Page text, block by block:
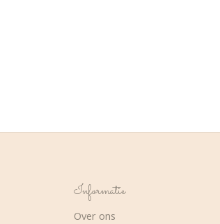
Informatie
Over ons